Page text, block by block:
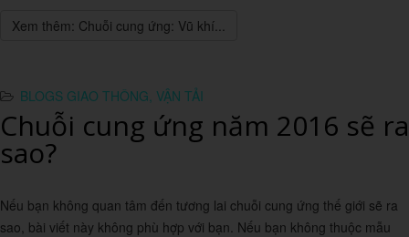
Xem thêm: Chuỗi cung ứng: Vũ khí...
BLOGS GIAO THÔNG, VẬN TẢI
Chuỗi cung ứng năm 2016 sẽ ra
sao?
Nếu bạn không quan tâm đến tương lai chuỗi cung ứng thế giới sẽ ra
sao, bài viết này không phù hợp với bạn. Nếu bạn không thuộc mẫu